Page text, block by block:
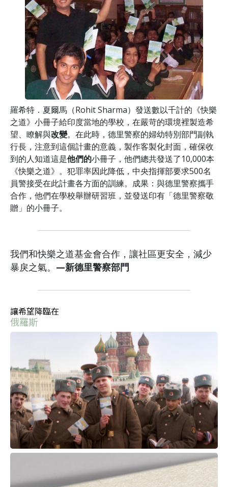
羅希特．夏爾馬（Rohit Sharma）發送數以千計的《快樂
之道》小冊子給印度當地的學校，在嚴苛的環境裡製造希
望、瞭解與改變。在此時，德里警察的婦幼特別部門副執
行長，注意到這個計畫的意義，製作客製化封面，確保收
到的人知道這是他們的小冊子，他們總共發送了10,000本
《快樂之道》。犯罪率因此降低，中央指揮部要求500名
員警接受在此計畫各方面的訓練。成果：與德里警察攜手
合作，他們在學校舉辦研習班，並發送印有「德里警察敬
贈」的小冊子。
我們和快樂之道基金會合作，讓社區更安全，減少
暴戾之氣。 —新德里警察部門
讓希望降臨在
俄羅斯